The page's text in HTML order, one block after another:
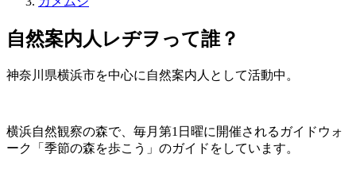
自然案内人レヂヲって誰？
神奈川県横浜市を中心に自然案内人として活動中。
横浜自然観察の森で、毎月第1日曜に開催されるガイドウォ
ーク「季節の森を歩こう」のガイドをしています。